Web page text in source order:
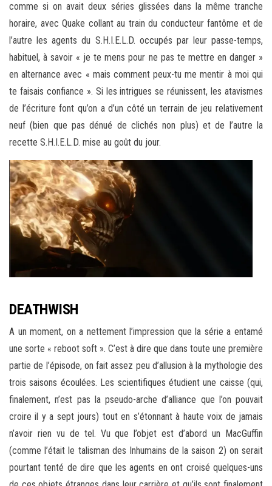
comme si on avait deux séries glissées dans la même tranche
horaire, avec Quake collant au train du conducteur fantôme et de
l’autre les agents du S.H.I.E.L.D. occupés par leur passe-temps,
habituel, à savoir « je te mens pour ne pas te mettre en danger »
en alternance avec « mais comment peux-tu me mentir à moi qui
te faisais confiance ». Si les intrigues se réunissent, les atavismes
de l’écriture font qu’on a d’un côté un terrain de jeu relativement
neuf (bien que pas dénué de clichés non plus) et de l’autre la
recette S.H.I.E.L.D. mise au goût du jour.
DEATHWISH
A un moment, on a nettement l’impression que la série a entamé
une sorte « reboot soft ». C’est à dire que dans toute une première
partie de l’épisode, on fait assez peu d’allusion à la mythologie des
trois saisons écoulées. Les scientifiques étudient une caisse (qui,
finalement, n’est pas la pseudo-arche d’alliance que l’on pouvait
croire il y a sept jours) tout en s’étonnant à haute voix de jamais
n’avoir rien vu de tel. Vu que l’objet est d’abord un MacGuffin
(comme l’était le talisman des Inhumains de la saison 2) on serait
pourtant tenté de dire que les agents en ont croisé quelques-uns